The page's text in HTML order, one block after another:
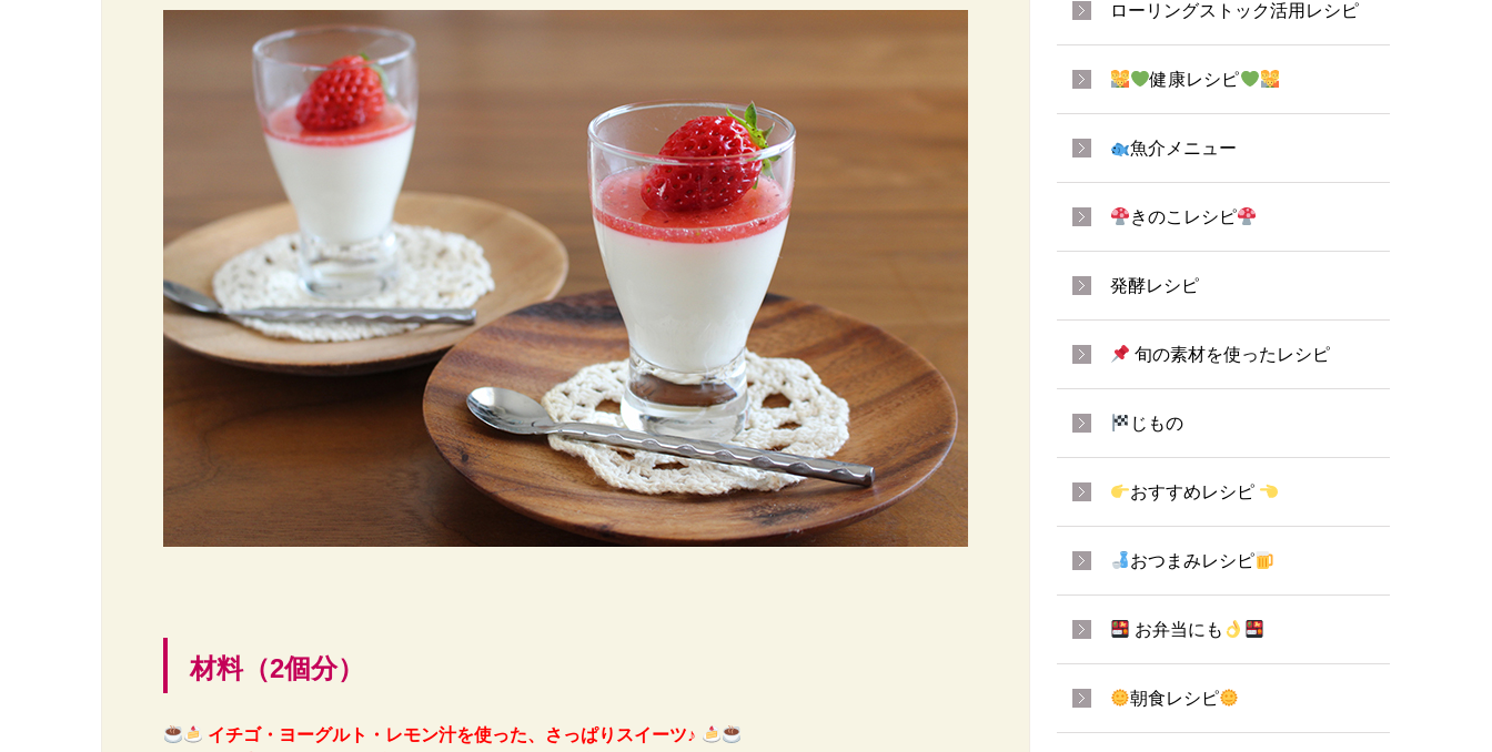
材料（2個分）
イチゴ・ヨーグルト・レモン汁を使った、さっぱりスイーツ♪
ローリングストック活用レシピ
健康レシピ
魚介メニュー
きのこレシピ
発酵レシピ
旬の素材を使ったレシピ
じもの
おすすめレシピ
おつまみレシピ
お弁当にも
朝食レシピ